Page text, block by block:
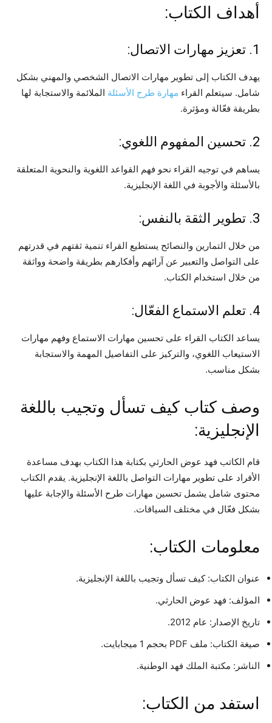
أهداف الكتاب:
1. تعزيز مهارات الاتصال:
يهدف الكتاب إلى تطوير مهارات الاتصال الشخصي والمهني بشكل
شامل. سيتعلم القراء مهارة طرح الأسئلة الملائمة والاستجابة لها
بطريقة فعّالة ومؤثرة.
2. تحسين المفهوم اللغوي:
يساهم في توجيه القراء نحو فهم القواعد اللغوية والنحوية المتعلقة
بالأسئلة والأجوبة في اللغة الإنجليزية.
3. تطوير الثقة بالنفس:
من خلال التمارين والنصائح يستطيع القراء تنمية ثقتهم في قدرتهم
على التواصل والتعبير عن آرائهم وأفكارهم بطريقة واضحة وواثقة
من خلال استخدام الكتاب.
4. تعلم الاستماع الفعّال:
يساعد الكتاب القراء على تحسين مهارات الاستماع وفهم مهارات
الاستيعاب اللغوي، والتركيز على التفاصيل المهمة والاستجابة
بشكل مناسب.
وصف كتاب كيف تسأل وتجيب باللغة
الإنجليزية:
قام الكاتب فهد عوض الحارثي بكتابة هذا الكتاب بهدف مساعدة
الأفراد على تطوير مهارات التواصل باللغة الإنجليزية. يقدم الكتاب
محتوى شامل يشمل تحسين مهارات طرح الأسئلة والإجابة عليها
بشكل فعّال في مختلف السياقات.
معلومات الكتاب:
عنوان الكتاب: كيف تسأل وتجيب باللغة الإنجليزية.
المؤلف: فهد عوض الحارثي.
تاريخ الإصدار: عام 2012.
صيغة الكتاب: ملف PDF بحجم 1 ميجابايت.
الناشر: مكتبة الملك فهد الوطنية.
استفد من الكتاب: